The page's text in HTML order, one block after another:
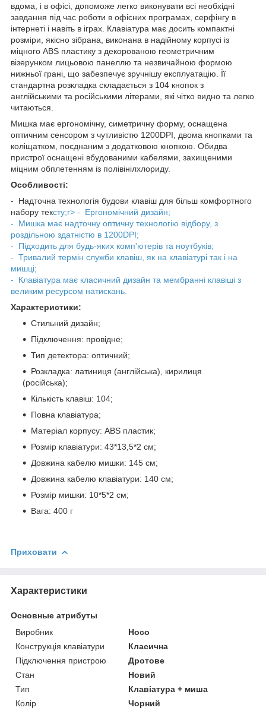
вдома, і в офісі, допоможе легко виконувати всі необхідні
завдання під час роботи в офісних програмах, серфінгу в
інтернеті і навіть в іграх. Клавіатура має досить компактні
розміри, якісно зібрана, виконана в надійному корпусі із
міцного ABS пластику з декорованою геометричним
візерунком лицьовою панеллю та незвичайною формою
нижньої грані, що забезпечує зручнішу експлуатацію. Її
стандартна розкладка складається з 104 кнопок з
англійськими та російськими літерами, які чітко видно та легко
читаються.
Мишка має ергономічну, симетричну форму, оснащена
оптичним сенсором з чутливістю 1200DPI, двома кнопками та
коліщатком, поєднаним з додатковою кнопкою. Обидва
пристрої оснащені вбудованими кабелями, захищеними
міцним обплетенням із полівінілхлориду.
Особливості:
- Надточна технологія будови клавіш для більш комфортного
набору тексту;r> - Ергономічний дизайн;
- Мишка має надточну оптичну технологію відбору, з
роздільною здатністю в 1200DPI;
- Підходить для будь-яких комп'ютерів та ноутбуків;
- Тривалий термін служби клавіш, як на клавіатурі так і на
мишці;
- Клавіатура має класичний дизайн та мембранні клавіші з
великим ресурсом натискань.
Характеристики:
Стильний дизайн;
Підключення: провідне;
Тип детектора: оптичний;
Розкладка: латиниця (англійська), кирилиця
(російська);
Кількість клавіш: 104;
Повна клавіатура;
Матеріал корпусу: ABS пластик;
Розмір клавіатури: 43*13,5*2 см;
Довжина кабелю мишки: 145 см;
Довжина кабелю клавіатури: 140 см;
Розмір мишки: 10*5*2 см;
Вага: 400 г
Приховати
Характеристики
Основные атрибуты
Виробник
Hoco
Конструкція клавіатури
Класична
Підключення пристрою
Дротове
Стан
Новий
Тип
Клавіатура + миша
Колір
Чорний